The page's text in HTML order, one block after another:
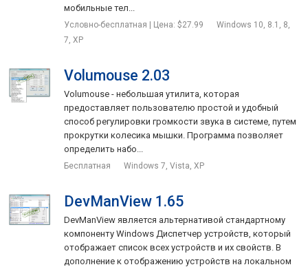
мобильные тел...
Условно-бесплатная | Цена: $27.99
Windows 10, 8.1, 8,
7, XP
Volumouse 2.03
Volumouse - небольшая утилита, которая
предоставляет пользователю простой и удобный
способ регулировки громкости звука в системе, путем
прокрутки колесика мышки. Программа позволяет
определить набо...
Бесплатная Windows 7, Vista, XP
DevManView 1.65
DevManView является альтернативой стандартному
компоненту Windows Диспетчер устройств, который
отображает список всех устройств и их свойств. В
дополнение к отображению устройств на локальном